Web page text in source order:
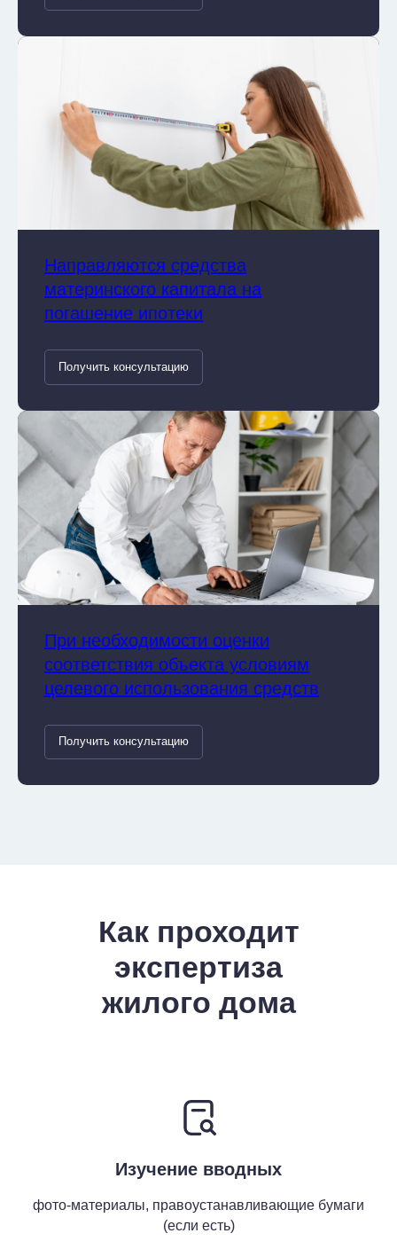
Направляются средства
материнского капитала на
погашение ипотеки
Получить консультацию
При необходимости оценки
соответствия объекта условиям
целевого использования средств
Получить консультацию
Как проходит
экспертиза
жилого дома
Изучение вводных
фото-материалы, правоустанавливающие бумаги
(если есть)